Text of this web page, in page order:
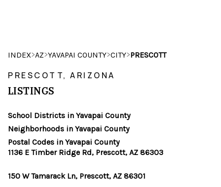
HOME
SEARCH LISTINGS
SEARCHES
FINANCING
SELLING
INDEX>AZ>YAVAPAI COUNTY>CITY>PRESCOTT
PRESCOTT, ARIZONA
LISTINGS
School Districts in Yavapai County
Neighborhoods in Yavapai County
Postal Codes in Yavapai County
1136 E Timber Ridge Rd, Prescott, AZ 86303
150 W Tamarack Ln, Prescott, AZ 86301